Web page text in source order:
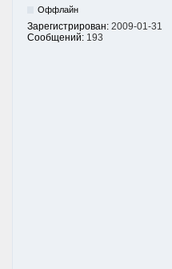
Оффлайн
Зарегистрирован: 2009-01-31
Сообщений: 193